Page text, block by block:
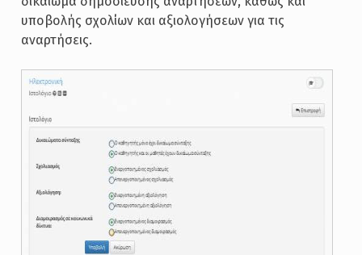
υποβολής σχολίων και αξιολογήσεων για τις
αναρτήσεις.